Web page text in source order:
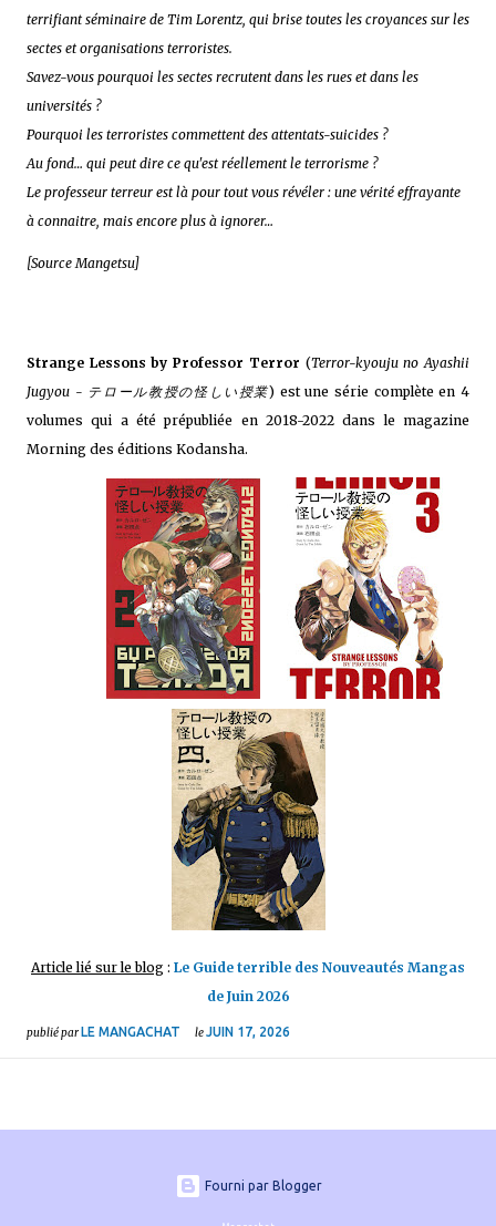
terrifiant séminaire de Tim Lorentz, qui brise toutes les croyances sur les
sectes et organisations terroristes.
Savez-vous pourquoi les sectes recrutent dans les rues et dans les
universités ?
Pourquoi les terroristes commettent des attentats-suicides ?
Au fond… qui peut dire ce qu'est réellement le terrorisme ?
Le professeur terreur est là pour tout vous révéler : une vérité effrayante
à connaitre, mais encore plus à ignorer…
[Source Mangetsu]
Strange Lessons by Professor Terror (Terror-kyouju no Ayashii
Jugyou - テロール教授の怪しい授業) est une série complète en 4
volumes qui a été prépubliée en 2018-2022 dans le magazine
Morning des éditions Kodansha.
Article lié sur le blog : Le Guide terrible des Nouveautés Mangas
de Juin 2026
publié parLE MANGACHAT leJUIN 17, 2026
Fourni par Blogger